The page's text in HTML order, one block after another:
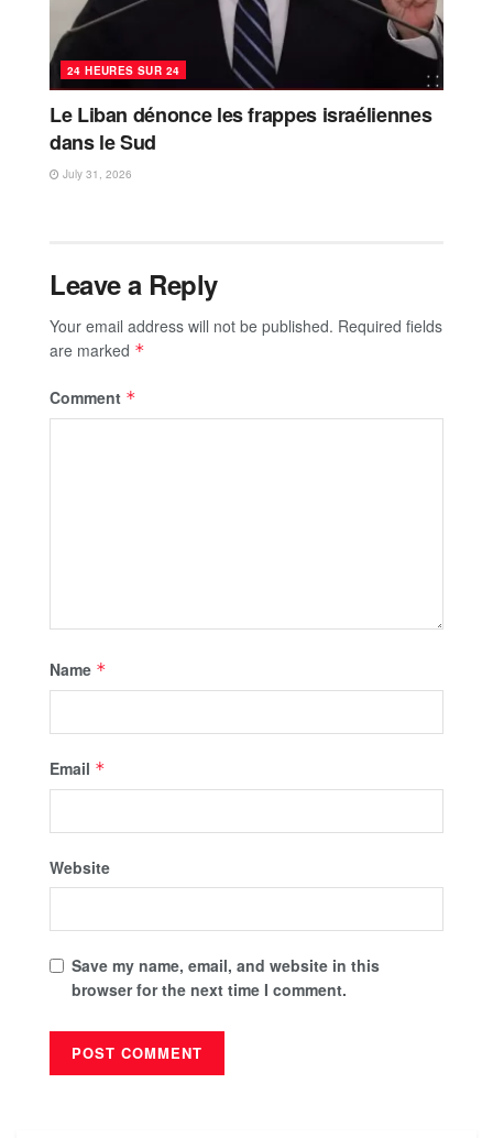
24 HEURES SUR 24
Le Liban dénonce les frappes israéliennes
dans le Sud
July 31, 2026
Leave a Reply
Your email address will not be published. Required fields
are marked *
Comment *
Name *
Email *
Website
Save my name, email, and website in this
browser for the next time I comment.